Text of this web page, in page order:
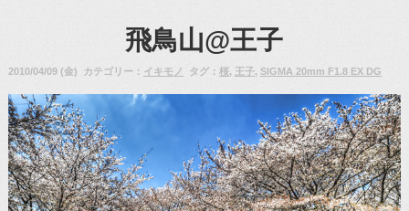
飛鳥山@王子
2010/04/09 (金) カテゴリー： イキモノ タグ： 桜, 王子, SIGMA 20mm F1.8 EX DG